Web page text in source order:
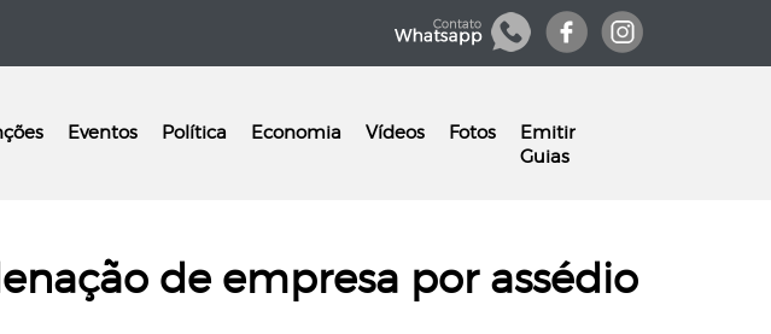
Eventos Política Economia Vídeos Fotos
Emitir
Guias
de empresa por assédio